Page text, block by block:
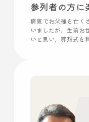
参列者の方に
病気でお父様を亡く
いましたが、生前お
いと思い、葬想式を